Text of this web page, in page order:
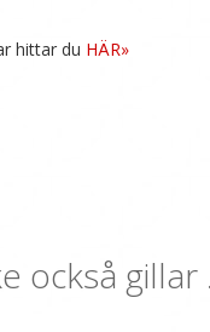
hittar du HÄR»
också gillar